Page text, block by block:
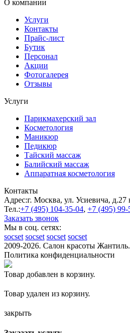
О компании
Услуги
Контакты
Прайс-лист
Бутик
Персонал
Акции
Фотогалерея
Отзывы
Услуги
Парикмахерский зал
Косметология
Маникюр
Педикюр
Тайский массаж
Балийский массаж
Аппаратная косметология
Контакты
Адрес:г. Москва, ул. Усиевича, д.27
Тел.:+7 (495) 104-35-04, +7 (495) 99-
Заказать звонок
Мы в соц. сетях:
socset socset socset socset
2009-2026. Салон красоты
Политика конфиденциальности
Товар добавлен в корзину.
Товар удален из корзину.
закрыть